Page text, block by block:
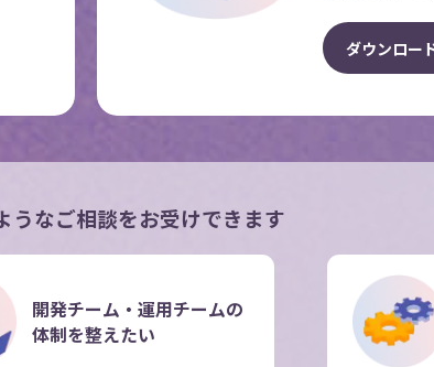
ダウンロー
うなご相談をお受けできます
開発チーム・運用チームの
体制を整えたい